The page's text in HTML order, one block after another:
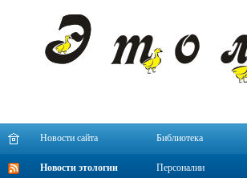
Новости сайта Библиотека
Новости этологии Персоналии